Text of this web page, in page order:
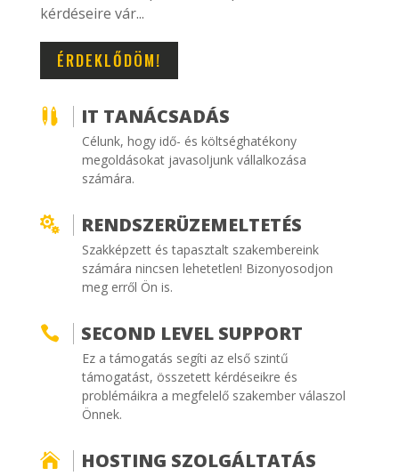
kérdéseire vár...
ÉRDEKLŐDÖM!
 IT TANÁCSADÁS
Célunk, hogy idő- és költséghatékony
megoldásokat javasoljunk vállalkozása
számára.
 RENDSZERÜZEMELTETÉS
Szakképzett és tapasztalt szakembereink
számára nincsen lehetetlen! Bizonyosodjon
meg erről Ön is.
 SECOND LEVEL SUPPORT
Ez a támogatás segíti az első szintű
támogatást, összetett kérdéseikre és
problémáikra a megfelelő szakember válaszol
Önnek.
 HOSTING SZOLGÁLTATÁS